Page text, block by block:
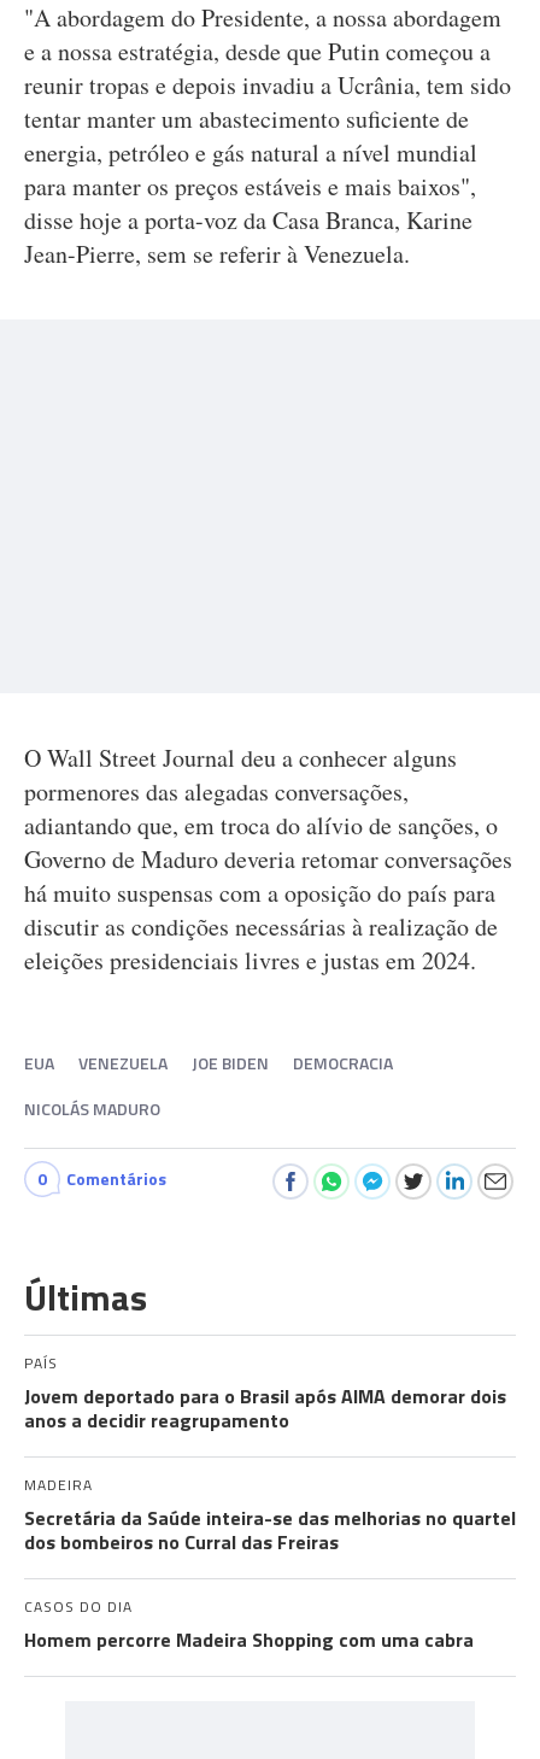
"A abordagem do Presidente, a nossa abordagem
e a nossa estratégia, desde que Putin começou a
reunir tropas e depois invadiu a Ucrânia, tem sido
tentar manter um abastecimento suficiente de
energia, petróleo e gás natural a nível mundial
para manter os preços estáveis e mais baixos",
disse hoje a porta-voz da Casa Branca, Karine
Jean-Pierre, sem se referir à Venezuela.
O Wall Street Journal deu a conhecer alguns
pormenores das alegadas conversações,
adiantando que, em troca do alívio de sanções, o
Governo de Maduro deveria retomar conversações
há muito suspensas com a oposição do país para
discutir as condições necessárias à realização de
eleições presidenciais livres e justas em 2024.
EUA VENEZUELA JOE BIDEN
DEMOCRACIA
NICOLÁS MADURO
0 Comentários
Últimas
PAÍS
Jovem deportado para o Brasil após AIMA demorar dois
anos a decidir reagrupamento
MADEIRA
Secretária da Saúde inteira-se das melhorias no quartel
dos bombeiros no Curral das Freiras
CASOS DO DIA
Homem percorre Madeira Shopping com uma cabra